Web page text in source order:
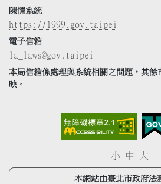
陳情系統
https://1999.gov.taipei
電子信箱
la_laws@gov.taipei
本局信箱係處理與系統相關之問題，其餘
映。
小 中 大
本網站由臺北市政府法